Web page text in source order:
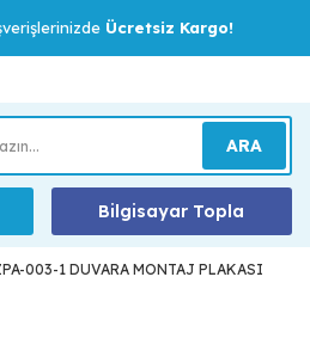
Ücretsiz Kargo!
ARA
Bilgisayar Topla